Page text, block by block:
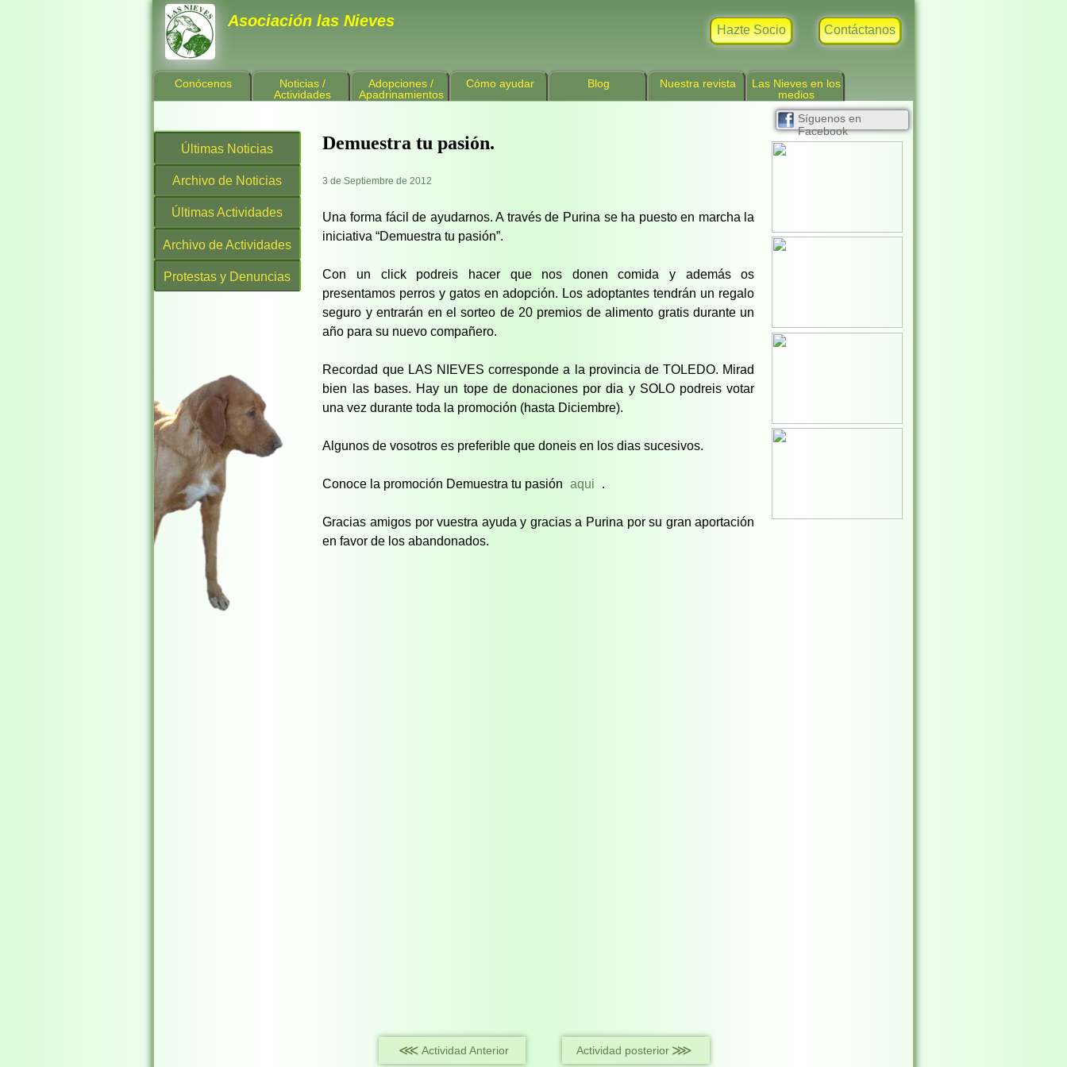
Asociación las Nieves
Contáctanos
Hazte Socio
Conócenos
Noticias /
Actividades
Adopciones /
Apadrinamientos
Cómo ayudar Blog Nuestra revista
Las Nieves en los
medios
Últimas Noticias
Archivo de Noticias
Últimas Actividades
Archivo de Actividades
Protestas y Denuncias
Demuestra tu pasión.
3 de Septiembre de 2012
Una forma fácil de ayudarnos. A través de Purina se ha puesto en marcha la
iniciativa “Demuestra tu pasión”.
Con un click podreis hacer que nos donen comida y además os
presentamos perros y gatos en adopción. Los adoptantes tendrán un regalo
seguro y entrarán en el sorteo de 20 premios de alimento gratis durante un
año para su nuevo compañero.
Recordad que LAS NIEVES corresponde a la provincia de TOLEDO. Mirad
bien las bases. Hay un tope de donaciones por dia y SOLO podreis votar
una vez durante toda la promoción (hasta Diciembre).
Algunos de vosotros es preferible que doneis en los dias sucesivos.
Conoce la promoción Demuestra tu pasión aqui .
Gracias amigos por vuestra ayuda y gracias a Purina por su gran aportación
en favor de los abandonados.
⋘ Actividad Anterior Actividad posterior ⋙
Síguenos en
Facebook